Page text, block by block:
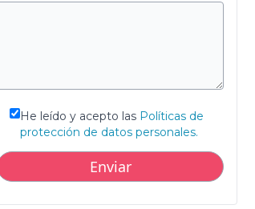
He leído y acepto las Políticas de
protección de datos personales.